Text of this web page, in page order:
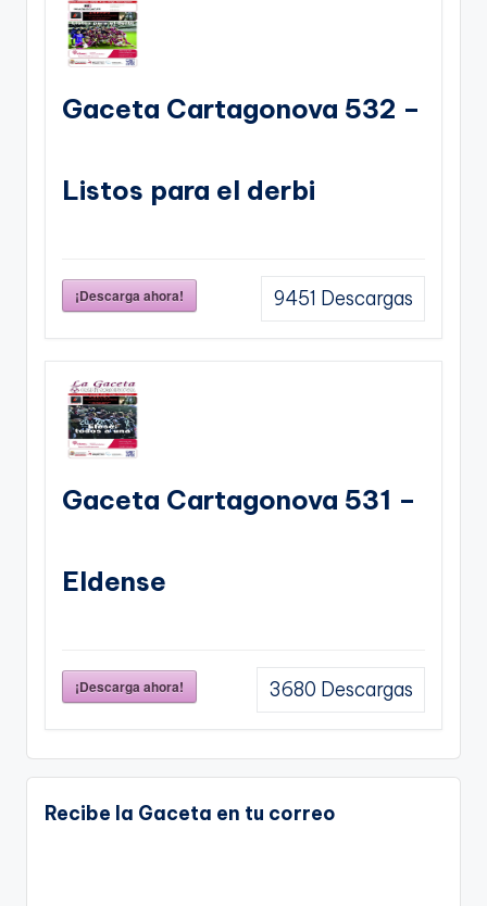
Gaceta Cartagonova 532 –
Listos para el derbi
¡Descarga ahora! 9451 Descargas
Gaceta Cartagonova 531 –
Eldense
¡Descarga ahora! 3680 Descargas
Recibe la Gaceta en tu correo